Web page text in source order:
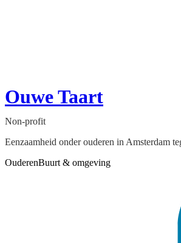
Ouwe Taart
Non-profit
Eenzaamheid onder ouderen in Amsterdam
OuderenBuurt & omgeving